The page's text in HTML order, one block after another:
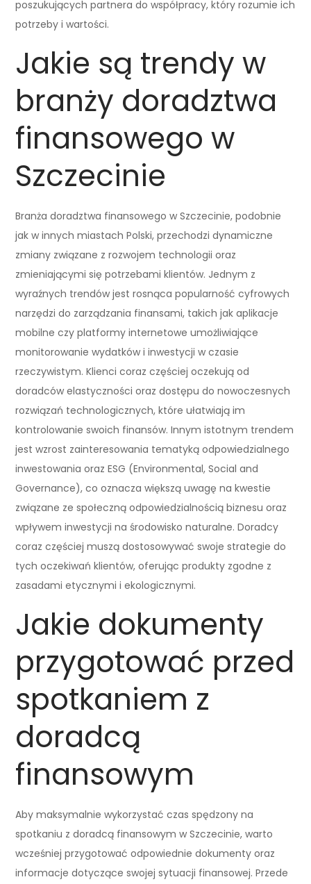
poszukujących partnera do współpracy, który rozumie ich
potrzeby i wartości.
Jakie są trendy w
branży doradztwa
finansowego w
Szczecinie
Branża doradztwa finansowego w Szczecinie, podobnie
jak w innych miastach Polski, przechodzi dynamiczne
zmiany związane z rozwojem technologii oraz
zmieniającymi się potrzebami klientów. Jednym z
wyraźnych trendów jest rosnąca popularność cyfrowych
narzędzi do zarządzania finansami, takich jak aplikacje
mobilne czy platformy internetowe umożliwiające
monitorowanie wydatków i inwestycji w czasie
rzeczywistym. Klienci coraz częściej oczekują od
doradców elastyczności oraz dostępu do nowoczesnych
rozwiązań technologicznych, które ułatwiają im
kontrolowanie swoich finansów. Innym istotnym trendem
jest wzrost zainteresowania tematyką odpowiedzialnego
inwestowania oraz ESG (Environmental, Social and
Governance), co oznacza większą uwagę na kwestie
związane ze społeczną odpowiedzialnością biznesu oraz
wpływem inwestycji na środowisko naturalne. Doradcy
coraz częściej muszą dostosowywać swoje strategie do
tych oczekiwań klientów, oferując produkty zgodne z
zasadami etycznymi i ekologicznymi.
Jakie dokumenty
przygotować przed
spotkaniem z
doradcą
finansowym
Aby maksymalnie wykorzystać czas spędzony na
spotkaniu z doradcą finansowym w Szczecinie, warto
wcześniej przygotować odpowiednie dokumenty oraz
informacje dotyczące swojej sytuacji finansowej. Przede